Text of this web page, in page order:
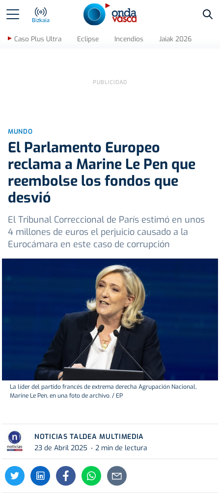
Bizkaia
Caso Plus Ultra Eclipse Incendios Jaiak 2026
MUNDO
El Parlamento Europeo
reclama a Marine Le Pen que
reembolse los fondos que
desvió
El Tribunal Correccional de París estimó en unos
4 millones de euros el perjuicio causado a la
Eurocámara en este caso de corrupción
La líder del partido francés de extrema derecha Agrupación Nacional,
Marine Le Pen, en una foto de archivo. / EP
NOTICIAS TALDEA MULTIMEDIA
23 de Abril 2025
2 min de lectura